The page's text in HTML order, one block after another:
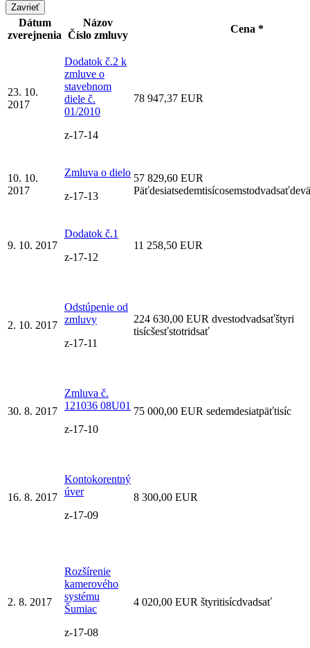
Zavrieť
Dátum
zverejnenia
Názov
Číslo zmluvy
Cena *
23. 10.
2017
Dodatok č.2 k
zmluve o
stavebnom
diele č.
01/2010
z-17-14
78 947,37 EUR
10. 10.
2017
Zmluva o dielo
z-17-13
57 829,60 EUR
9. 10. 2017
Dodatok č.1
z-17-12
11 258,50 EUR
2. 10. 2017
Odstúpenie od
zmluvy
z-17-11
224 630,00 EUR dvestodvadsaťštyri
tisícšesťstotridsať
30. 8. 2017
Zmluva č.
121036 08U01
z-17-10
75 000,00 EUR sedemdesiatpäťtisíc
16. 8. 2017
Kontokorentný
úver
z-17-09
8 300,00 EUR
2. 8. 2017
Rozšírenie
kamerového
systému
Šumiac
z-17-08
4 020,00 EUR štyritisícdvadsať